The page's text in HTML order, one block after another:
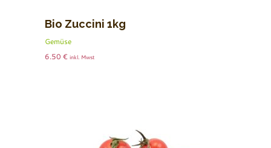
Bio Zuccini 1kg
Gemüse
6.50 € inkl. Mwst